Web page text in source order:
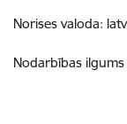
Norises valoda:
Nodarbības